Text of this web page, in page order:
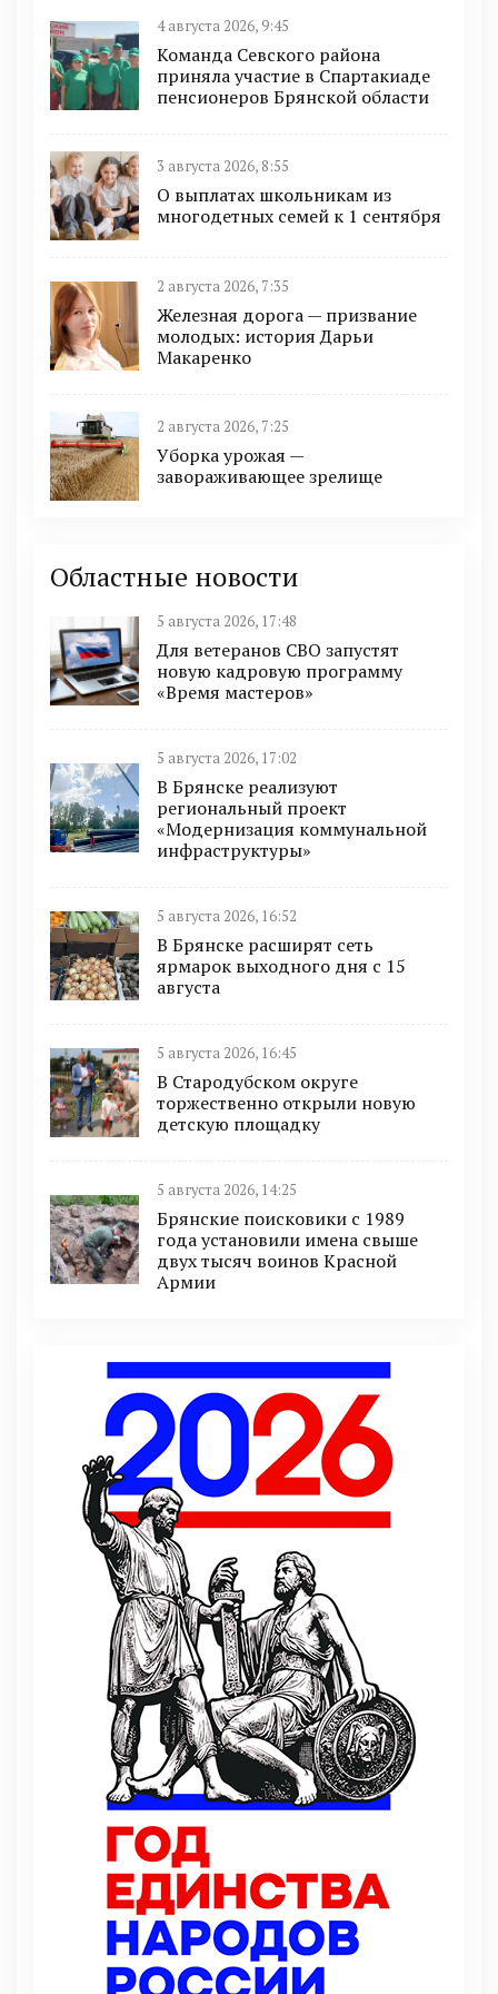
4 августа 2026, 9:45
Команда Севского района
приняла участие в Спартакиаде
пенсионеров Брянской области
3 августа 2026, 8:55
О выплатах школьникам из
многодетных семей к 1 сентября
2 августа 2026, 7:35
Железная дорога — призвание
молодых: история Дарьи
Макаренко
2 августа 2026, 7:25
Уборка урожая —
завораживающее зрелище
Областные новости
5 августа 2026, 17:48
Для ветеранов СВО запустят
новую кадровую программу
«Время мастеров»
5 августа 2026, 17:02
В Брянске реализуют
региональный проект
«Модернизация коммунальной
инфраструктуры»
5 августа 2026, 16:52
В Брянске расширят сеть
ярмарок выходного дня с 15
августа
5 августа 2026, 16:45
В Стародубском округе
торжественно открыли новую
детскую площадку
5 августа 2026, 14:25
Брянские поисковики с 1989
года установили имена свыше
двух тысяч воинов Красной
Армии